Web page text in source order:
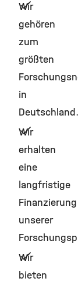
Wir
gehören
zum
größten
in
Deutschland.
Wir
erhalten
eine
langfristige
Finanzierung
unserer
Wir
bieten